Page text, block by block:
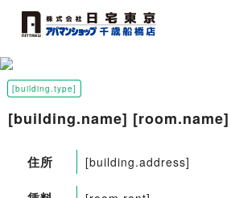
[building.type]
[building.name] [room.name]
住所 [building.address]